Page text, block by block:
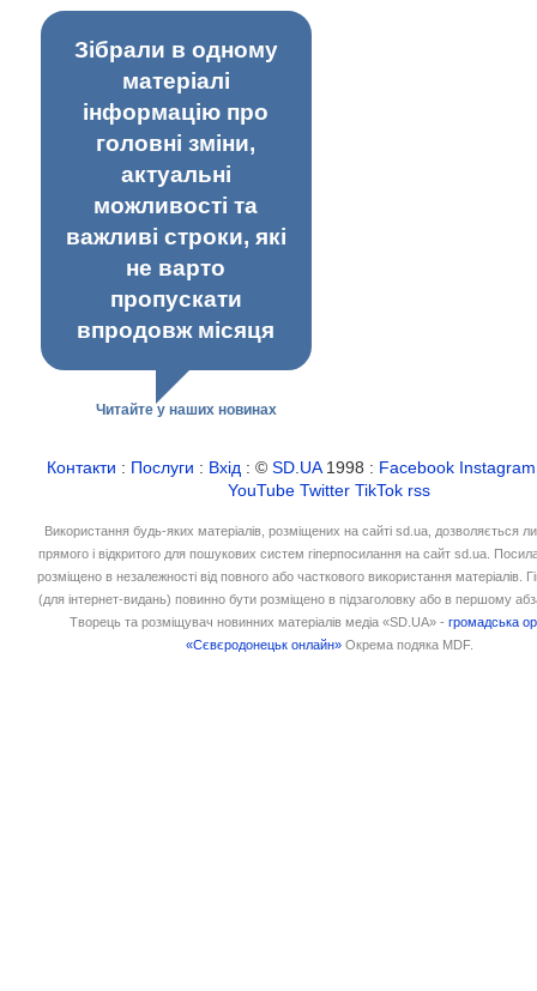
Зібрали в одному
матеріалі
інформацію про
головні зміни,
актуальні
можливості та
важливі строки, які
не варто
пропускати
впродовж місяця
Читайте у наших новинах
Контакти : Послуги : Вхід : ©SD.UA1998 : Facebook Instagram
YouTube Twitter TikTok rss
Використання будь-яких матеріалів, розміщених на сайті sd.ua, дозволяється
прямого і відкритого для пошукових систем гіперпосилання на сайт sd.ua.
розміщено в незалежності від повного або часткового використання матеріалів.
(для інтернет-видань) повинно бути розміщено в підзаголовку або в першому
Творець та розміщувач новинних матеріалів медіа «SD.UA» -громадська
«Сєвєродонецьк онлайн» Окрема подяка MDF.